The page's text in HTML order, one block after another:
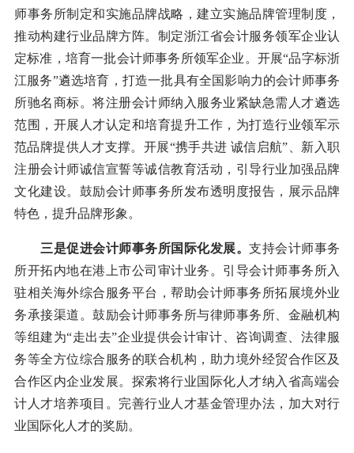
师事务所制定和实施品牌战略，建立实施品牌管理制度，
推动构建行业品牌方阵。制定浙江省会计服务领军企业认
定标准，培育一批会计师事务所领军企业。开展“品字标浙
江服务”遴选培育，打造一批具有全国影响力的会计师事务
所驰名商标。将注册会计师纳入服务业紧缺急需人才遴选
范围，开展人才认定和培育提升工作，为打造行业领军示
范品牌提供人才支撑。开展“携手共进 诚信启航”、新入职
注册会计师诚信宣誓等诚信教育活动，引导行业加强品牌
文化建设。鼓励会计师事务所发布透明度报告，展示品牌
特色，提升品牌形象。
三是促进会计师事务所国际化发展。 支持会计师事务
所开拓内地在港上市公司审计业务。引导会计师事务所入
驻相关海外综合服务平台，帮助会计师事务所拓展境外业
务承接渠道。鼓励会计师事务所与律师事务所、金融机构
等组建为“走出去”企业提供会计审计、咨询调查、法律服
务等全方位综合服务的联合机构，助力境外经贸合作区及
合作区内企业发展。探索将行业国际化人才纳入省高端会
计人才培养项目。完善行业人才基金管理办法，加大对行
业国际化人才的奖励。